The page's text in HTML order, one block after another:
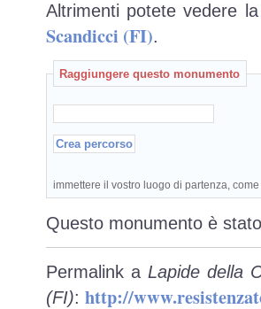
Altrimenti potete vedere la
Scandicci (FI).
Raggiungere questo monumento
immettere il vostro luogo di partenza,
Questo monumento è
Permalink a Lapide della
(FI): http://